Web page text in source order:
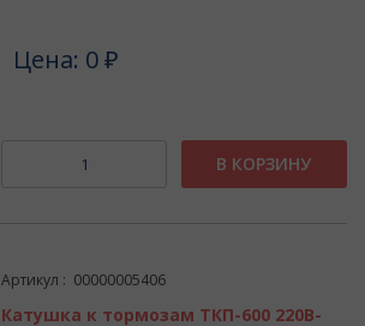
Цена: 0 ₽
В КОРЗИНУ
Артикул : 00000005406
Катушка к тормозам ТКП-600 220В-